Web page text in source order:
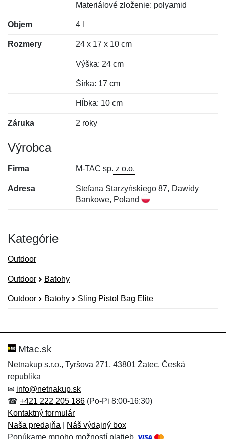
Materiálové zloženie: polyamid
Objem 4 l
Rozmery 24 x 17 x 10 cm
Výška: 24 cm
Šírka: 17 cm
Hĺbka: 10 cm
Záruka 2 roky
Výrobca
Firma M-TAC sp. z o.o.
Adresa
Stefana Starzyńskiego 87, Dawidy
Bankowe, Poland
Kategórie
Outdoor
Outdoor Batohy
Outdoor Batohy Sling Pistol Bag Elite
Hodnotenie:
Meno:*
E-mail:
Meno:
E-mail:*
Mtac.sk
Netnakup s.r.o., Tyršova 271, 43801 Žatec, Česká
republika
✉ info@netnakup.sk
☎ +421 222 205 186 (Po-Pi 8:00-16:30)
Kontaktný formulár
Naša predajňa
Náš výdajný box
Ponúkame mnoho možností platieb.